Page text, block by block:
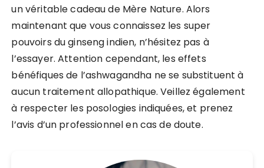
un véritable cadeau de Mère Nature. Alors
maintenant que vous connaissez les super
pouvoirs du ginseng indien, n’hésitez pas à
l’essayer. Attention cependant, les effets
bénéfiques de l’ashwagandha ne se substituent à
aucun traitement allopathique. Veillez également
à respecter les posologies indiquées, et prenez
l’avis d’un professionnel en cas de doute.